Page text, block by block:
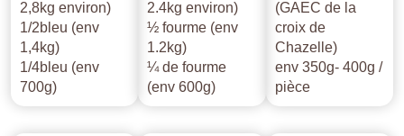
2,8kg environ)
1/2bleu (env
1,4kg)
1/4bleu (env
700g)
2.4kg environ)
½ fourme (env
1.2kg)
¼ de fourme
(env 600g)
(GAEC de la
croix de
Chazelle)
env 350g- 400g /
pièce